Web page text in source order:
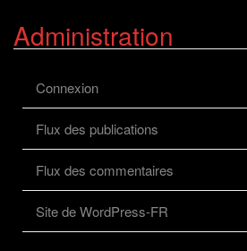
Administration
Connexion
Flux des publications
Flux des commentaires
Site de WordPress-FR